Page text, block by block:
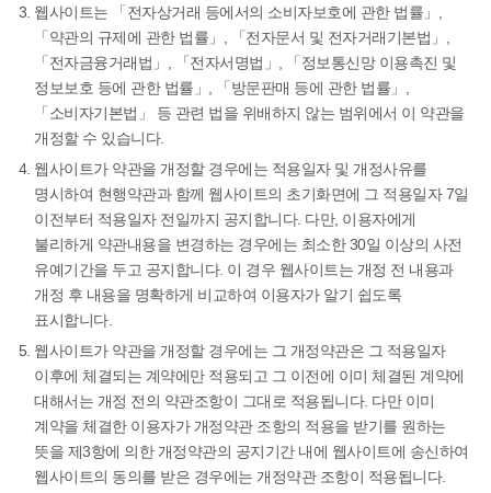
웹사이트는 「전자상거래 등에서의 소비자보호에 관한 법률」,
「약관의 규제에 관한 법률」, 「전자문서 및 전자거래기본법」,
「전자금융거래법」, 「전자서명법」, 「정보통신망 이용촉진 및
정보보호 등에 관한 법률」, 「방문판매 등에 관한 법률」,
「소비자기본법」 등 관련 법을 위배하지 않는 범위에서 이 약관을
개정할 수 있습니다.
웹사이트가 약관을 개정할 경우에는 적용일자 및 개정사유를
명시하여 현행약관과 함께 웹사이트의 초기화면에 그 적용일자 7일
이전부터 적용일자 전일까지 공지합니다. 다만, 이용자에게
불리하게 약관내용을 변경하는 경우에는 최소한 30일 이상의 사전
유예기간을 두고 공지합니다. 이 경우 웹사이트는 개정 전 내용과
개정 후 내용을 명확하게 비교하여 이용자가 알기 쉽도록
표시합니다.
웹사이트가 약관을 개정할 경우에는 그 개정약관은 그 적용일자
이후에 체결되는 계약에만 적용되고 그 이전에 이미 체결된 계약에
대해서는 개정 전의 약관조항이 그대로 적용됩니다. 다만 이미
계약을 체결한 이용자가 개정약관 조항의 적용을 받기를 원하는
뜻을 제3항에 의한 개정약관의 공지기간 내에 웹사이트에 송신하여
웹사이트의 동의를 받은 경우에는 개정약관 조항이 적용됩니다.